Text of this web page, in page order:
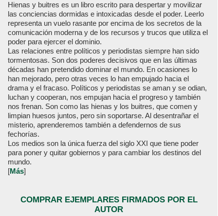
Hienas y buitres es un libro escrito para despertar y movilizar
las conciencias dormidas e intoxicadas desde el poder. Leerlo
representa un vuelo rasante por encima de los secretos de la
comunicación moderna y de los recursos y trucos que utiliza el
poder para ejercer el dominio.
Las relaciones entre políticos y periodistas siempre han sido
tormentosas. Son dos poderes decisivos que en las últimas
décadas han pretendido dominar el mundo. En ocasiones lo
han mejorado, pero otras veces lo han empujado hacia el
drama y el fracaso. Políticos y periodistas se aman y se odian,
luchan y cooperan, nos empujan hacia el progreso y también
nos frenan. Son como las hienas y los buitres, que comen y
limpian huesos juntos, pero sin soportarse. Al desentrañar el
misterio, aprenderemos también a defendernos de sus
fechorías.
Los medios son la única fuerza del siglo XXI que tiene poder
para poner y quitar gobiernos y para cambiar los destinos del
mundo.
[Más]
COMPRAR EJEMPLARES FIRMADOS POR EL
AUTOR